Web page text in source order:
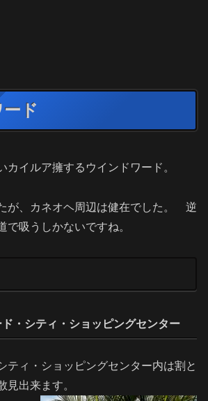
ド
カイルア擁するウインドワード。
が、カネオヘ周辺は健在でした。 逆
で吸うしかないですね。
・シティ・ショッピングセンター
ティ・ショッピングセンター内は割と
見出来ます。